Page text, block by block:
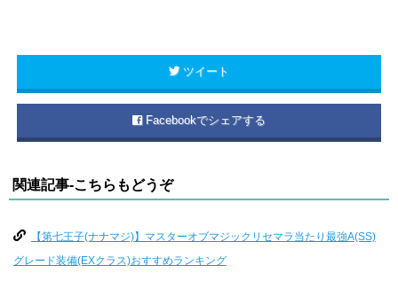
ツイート
Facebookでシェアする
関連記事-こちらもどうぞ
【第七王子(ナナマジ)】マスターオブマジックリセマラ当たり最強A(SS)
グレード装備(EXクラス)おすすめランキング